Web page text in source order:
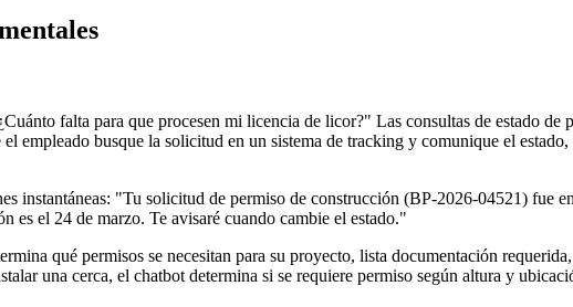
falta para que procesen mi licencia de licor?" Las consultas de estado de
empleado busque la solicitud en un sistema de tracking y comunique el
instantáneas: "Tu solicitud de permiso de construcción (BP-2026-04521) fue
es el 24 de marzo. Te avisaré cuando cambie el estado."
qué permisos se necesitan para su proyecto, lista documentación
una cerca, el chatbot determina si se requiere permiso según altura y